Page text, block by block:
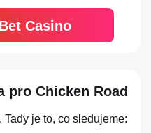
Casino
pro Chicken Road
je to, co sledujeme: